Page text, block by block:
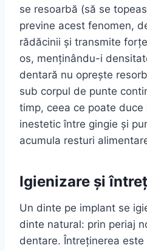
se resoarbă (să se
previne acest fenomen,
rădăcinii și transmite
os, menținându-i
dentară nu oprește
sub corpul de punte
timp, ceea ce poate
inestetic între gingie și
acumula resturi
Igienizare și
Un dinte pe implant se
dinte natural: prin periaj
dentare. Întreținerea